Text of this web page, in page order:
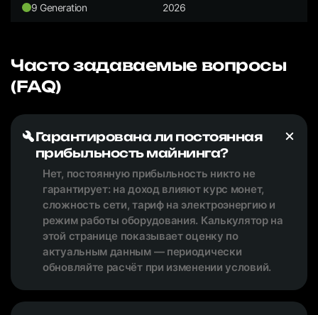
9 Generation 2026
Часто задаваемые вопросы
(FAQ)
Гарантирована ли постоянная
прибыльность майнинга?
Нет, постоянную прибыльность никто не
гарантирует: на доход влияют курс монет,
сложность сети, тариф на электроэнергию и
режим работы оборудования. Калькулятор на
этой странице показывает оценку по
актуальным данным — периодически
обновляйте расчёт при изменении условий.